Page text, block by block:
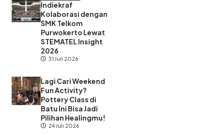
Indiekraf
Kolaborasi dengan
SMK Telkom
Purwokerto Lewat
STEMATEL Insight
2026
31 Juli 2026
Lagi Cari Weekend
Fun Activity?
Pottery Class di
Batu Ini Bisa Jadi
Pilihan Healingmu!
24 Juli 2026